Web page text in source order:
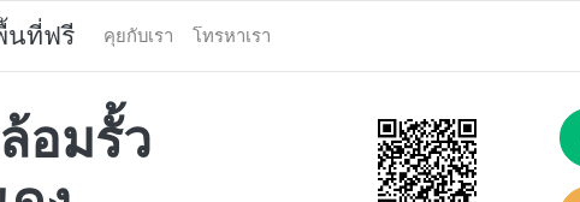
นที่ฟรี คุยกับเรา โทรหาเรา
อมรั้ว